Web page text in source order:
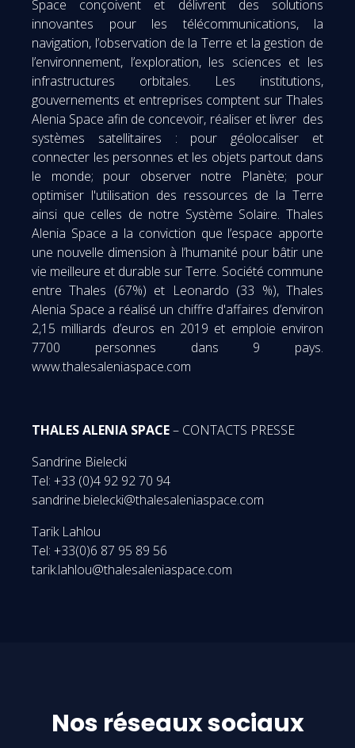
Space conçoivent et délivrent des solutions
innovantes pour les télécommunications, la
navigation, l’observation de la Terre et la gestion de
l’environnement, l’exploration, les sciences et les
infrastructures orbitales. Les institutions,
gouvernements et entreprises comptent sur Thales
Alenia Space afin de concevoir, réaliser et livrer des
systèmes satellitaires : pour géolocaliser et
connecter les personnes et les objets partout dans
le monde; pour observer notre Planète; pour
optimiser l'utilisation des ressources de la Terre
ainsi que celles de notre Système Solaire. Thales
Alenia Space a la conviction que l’espace apporte
une nouvelle dimension à l’humanité pour bâtir une
vie meilleure et durable sur Terre. Société commune
entre Thales (67%) et Leonardo (33 %), Thales
Alenia Space a réalisé un chiffre d'affaires d’environ
2,15 milliards d’euros en 2019 et emploie environ
7700 personnes dans 9 pays.
www.thalesaleniaspace.com
THALES ALENIA SPACE– CONTACTS PRESSE
Sandrine Bielecki
Tel: +33 (0)4 92 92 70 94
sandrine.bielecki@thalesaleniaspace.com
Tarik Lahlou
Tel: +33(0)6 87 95 89 56
tarik.lahlou@thalesaleniaspace.com
Nos réseaux sociaux